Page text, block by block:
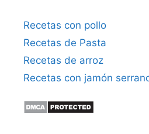
Recetas con pollo
Recetas de Pasta
Recetas de arroz
Recetas con jamón